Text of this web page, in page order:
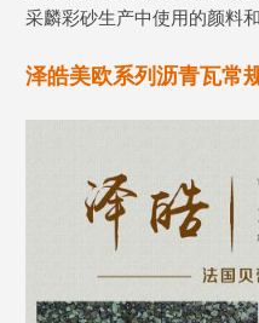
采麟彩砂生产中使用的颜料
泽皓美欧系列沥青瓦常